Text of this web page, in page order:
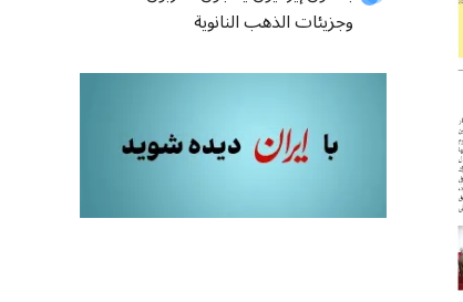
وجزيئات الذهب النانوية